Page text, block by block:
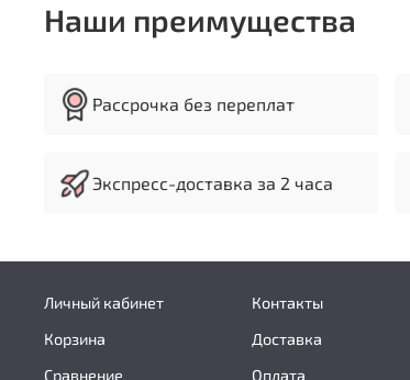
Наши преимущества
Рассрочка без переплат
Экспресс-доставка за 2 часа
Личный кабинет
Корзина
Сравнение
Контакты
Доставка
Оплата